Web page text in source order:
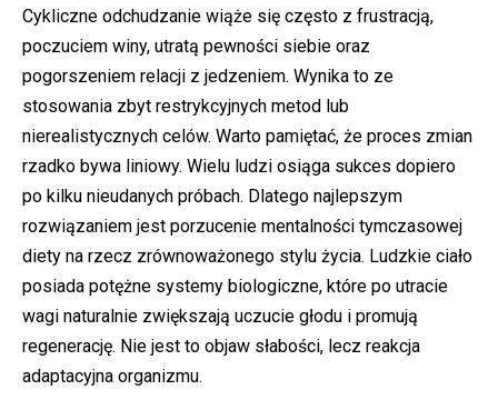
Cykliczne odchudzanie wiąże się często z frustracją,
poczuciem winy, utratą pewności siebie oraz
pogorszeniem relacji z jedzeniem. Wynika to ze
stosowania zbyt restrykcyjnych metod lub
nierealistycznych celów. Warto pamiętać, że proces zmian
rzadko bywa liniowy. Wielu ludzi osiąga sukces dopiero
po kilku nieudanych próbach. Dlatego najlepszym
rozwiązaniem jest porzucenie mentalności tymczasowej
diety na rzecz zrównoważonego stylu życia. Ludzkie ciało
posiada potężne systemy biologiczne, które po utracie
wagi naturalnie zwiększają uczucie głodu i promują
regenerację. Nie jest to objaw słabości, lecz reakcja
adaptacyjna organizmu.